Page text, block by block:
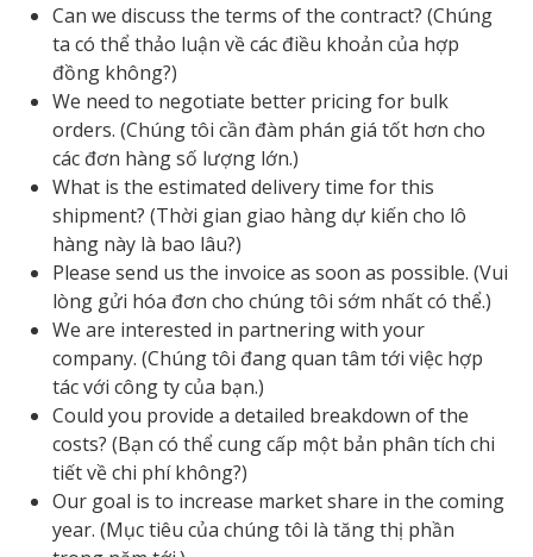
Can we discuss the terms of the contract? (Chúng
ta có thể thảo luận về các điều khoản của hợp
đồng không?)
We need to negotiate better pricing for bulk
orders. (Chúng tôi cần đàm phán giá tốt hơn cho
các đơn hàng số lượng lớn.)
What is the estimated delivery time for this
shipment? (Thời gian giao hàng dự kiến cho lô
hàng này là bao lâu?)
Please send us the invoice as soon as possible. (Vui
lòng gửi hóa đơn cho chúng tôi sớm nhất có thể.)
We are interested in partnering with your
company. (Chúng tôi đang quan tâm tới việc hợp
tác với công ty của bạn.)
Could you provide a detailed breakdown of the
costs? (Bạn có thể cung cấp một bản phân tích chi
tiết về chi phí không?)
Our goal is to increase market share in the coming
year. (Mục tiêu của chúng tôi là tăng thị phần